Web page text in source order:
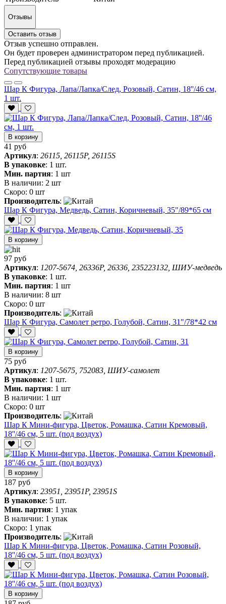
Отзывы
Оставить отзыв
Отзыв успешно отправлен.
Он будет проверен администратором перед публикацией.
Перед публикацией отзывы проходят модерацию
Сопутствующие товары
Шар К Фигура, Лапа/Лапка/След, Розовый, Сатин, 18''/46 см,
1 шт.
В корзину
41 руб
Артикул: 26115, 26115P, 26115S
В упаковке: 1 шт.
Мин. партия: 1 шт
В наличии: 2 шт
Скоро: 0 шт
Производитель:
Шар К Фигура, Медведь, Сатин, Коричневый, 35"/89*65 см
В корзину
97 руб
Артикул: 1207-5674, 26336P, 26336, 235223132, ШИУ-медведь
В упаковке: 1 шт.
Мин. партия: 1 шт
В наличии: 8 шт
Скоро: 0 шт
Производитель:
Шар К Фигура, Самолет ретро, Голубой, Сатин, 31"/78*42 см
В корзину
75 руб
Артикул: 1207-5675, 752083, ШИУ-самолет
В упаковке: 1 шт.
Мин. партия: 1 шт
В наличии: 1 шт
Скоро: 0 шт
Производитель:
Шар К Мини-фигура, Цветок, Ромашка, Сатин Кремовый,
18''/46 см, 5 шт. (под воздух)
В корзину
187 руб
Артикул: 23951, 23951P, 23951S
В упаковке: 5 шт.
Мин. партия: 1 упак
В наличии: 1 упак
Скоро: 1 упак
Производитель:
Шар К Мини-фигура, Цветок, Ромашка, Сатин Розовый,
18''/46 см, 5 шт. (под воздух)
В корзину